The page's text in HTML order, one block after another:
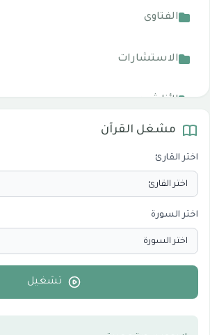
الفتاوى
الاستشارات
الأناشيد
الدروس والخطب
الأقسام التقنية للكمبيوتر والنترنت
مشغل القرآن
اختر القارئ
اختر السورة
تشغيل